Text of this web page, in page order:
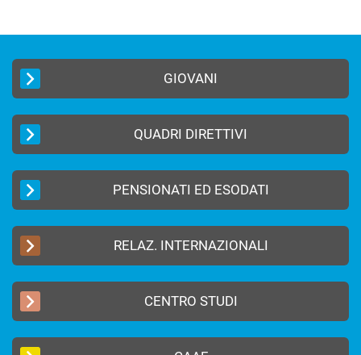
GIOVANI
QUADRI DIRETTIVI
PENSIONATI ED ESODATI
RELAZ. INTERNAZIONALI
CENTRO STUDI